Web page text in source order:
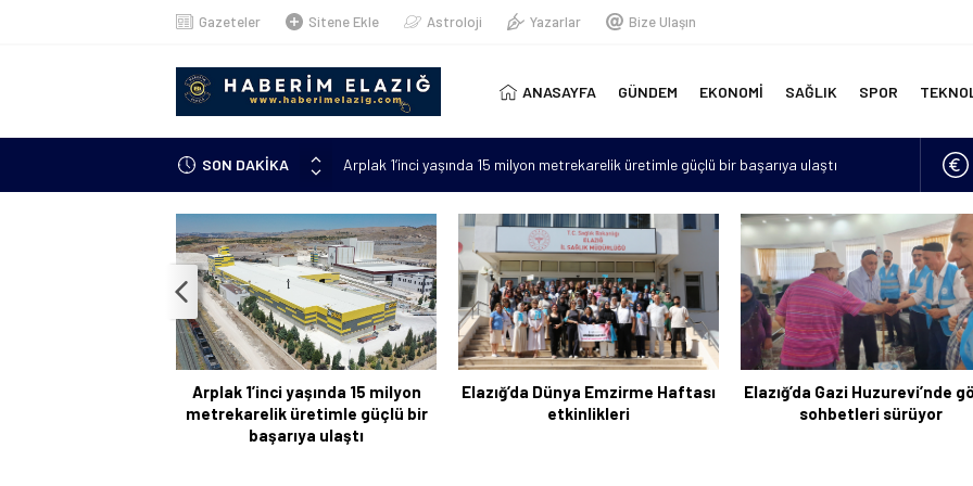
Gazeteler Sitene Ekle Astroloji Yazarlar Bize Ulaşın
ANASAYFA GÜNDEM EKONOMİ SAĞLIK SPOR
SON DAKİKA
Elazığ’da çöp konteynerinde yeni doğmuş bebek bulundu
Meteorolojiden uyarı: “Hava sıcaklıkları mevsim normallerinin 4 ila 6 derece üzerine
çıkacak”
Metan gazından şehit olan asker sayısı 12’ye yükseldi
Kanser hastası annesi için 6 bin kilometre geldi: Tercüman bulamadığı için Türkçe
kursuna yazıldı
Arplak 1’inci yaşında 15 milyon
metrekarelik üretimle güçlü bir
başarıya ulaştı
Elazığ’da Dünya Emzirme Haftası
etkinlikleri
Elazığ’da Gazi Huzurevi’nde
sohbetleri sürüyor